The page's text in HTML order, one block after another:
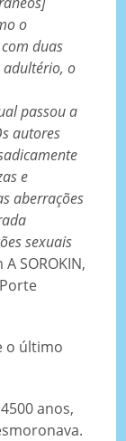
o
duas
adultério, o
passou a
autores
e
aberrações
sexuais
SOROKIN,
o último
anos,